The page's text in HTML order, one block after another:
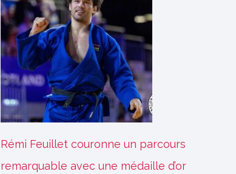
Rémi Feuillet couronne un parcours
remarquable avec une médaille d’or